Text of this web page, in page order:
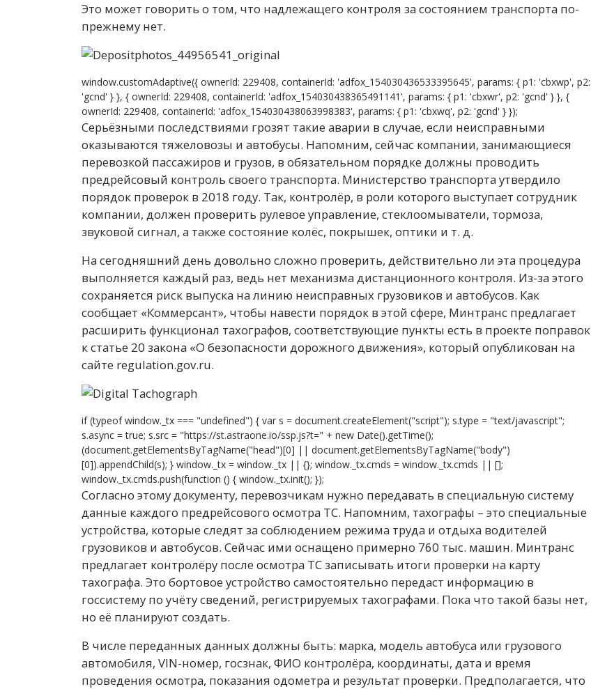
Это может говорить о том, что надлежащего контроля за состоянием транспорта по-
прежнему нет.
window.customAdaptive({ ownerId: 229408, containerId: 'adfox_154030436533395645', params: { p1: 'cbxwp', p2:
'gcnd' } }, { ownerId: 229408, containerId: 'adfox_154030438365491141', params: { p1: 'cbxwr', p2: 'gcnd' } }, {
ownerId: 229408, containerId: 'adfox_154030438063998383', params: { p1: 'cbxwq', p2: 'gcnd' } });
Серьёзными последствиями грозят такие аварии в случае, если неисправными
оказываются тяжеловозы и автобусы. Напомним, сейчас компании, занимающиеся
перевозкой пассажиров и грузов, в обязательном порядке должны проводить
предрейсовый контроль своего транспорта. Министерство транспорта утвердило
порядок проверок в 2018 году. Так, контролёр, в роли которого выступает сотрудник
компании, должен проверить рулевое управление, стеклоомыватели, тормоза,
звуковой сигнал, а также состояние колёс, покрышек, оптики и т. д.
На сегодняшний день довольно сложно проверить, действительно ли эта процедура
выполняется каждый раз, ведь нет механизма дистанционного контроля. Из-за этого
сохраняется риск выпуска на линию неисправных грузовиков и автобусов. Как
сообщает «Коммерсант», чтобы навести порядок в этой сфере, Минтранс предлагает
расширить функционал тахографов, соответствующие пункты есть в проекте поправок
к статье 20 закона «О безопасности дорожного движения», который опубликован на
сайте regulation.gov.ru.
if (typeof window._tx === "undefined") { var s = document.createElement("script"); s.type = "text/javascript";
s.async = true; s.src = "https://st.astraone.io/ssp.js?t=" + new Date().getTime();
(document.getElementsByTagName("head")[0] || document.getElementsByTagName("body")
[0]).appendChild(s); } window._tx = window._tx || {}; window._tx.cmds = window._tx.cmds || [];
window._tx.cmds.push(function () { window._tx.init(); });
Согласно этому документу, перевозчикам нужно передавать в специальную систему
данные каждого предрейсового осмотра ТС. Напомним, тахографы – это специальные
устройства, которые следят за соблюдением режима труда и отдыха водителей
грузовиков и автобусов. Сейчас ими оснащено примерно 760 тыс. машин. Минтранс
предлагает контролёру после осмотра ТС записывать итоги проверки на карту
тахографа. Это бортовое устройство самостоятельно передаст информацию в
госсистему по учёту сведений, регистрируемых тахографами. Пока что такой базы нет,
но её планируют создать.
В числе переданных данных должны быть: марка, модель автобуса или грузового
автомобиля, VIN-номер, госзнак, ФИО контролёра, координаты, дата и время
проведения осмотра, показания одометра и результат проверки. Предполагается, что